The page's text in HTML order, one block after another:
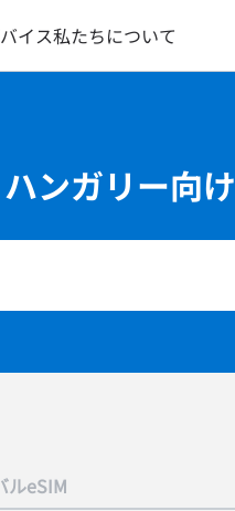
イス私たちについて
ハンガリー向
ルeSIM